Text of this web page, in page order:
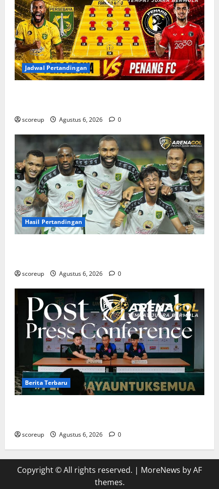
Jadwal Pertandingan
scoreup Agustus 6, 2026 0
Hasil Pertandingan
scoreup Agustus 6, 2026 0
Berita Terbaru
scoreup Agustus 6, 2026 0
Copyright © All rights reserved. | MoreNews by AF
themes.